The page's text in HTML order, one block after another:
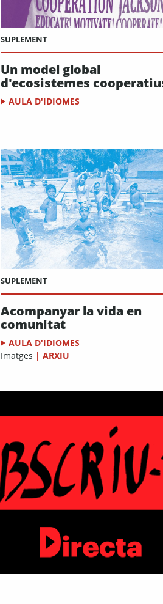
SUPLEMENT
Un model global
d'ecosistemes
AULA D'IDIOMES
SUPLEMENT
Acompanyar la vida en
comunitat
AULA D'IDIOMES
Imatges | ARXIU